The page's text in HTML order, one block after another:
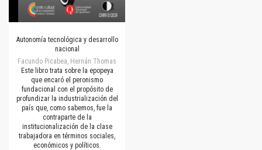
Autonomía tecnológica y desarrollo
nacional
Facundo Picabea, Hernán Thomas
Este libro trata sobre la epopeya
que encaró el peronismo
fundacional con el propósito de
profundizar la industrialización del
país que, como sabemos, fue la
contraparte de la
institucionalización de la clase
trabajadora en términos sociales,
económicos y políticos.